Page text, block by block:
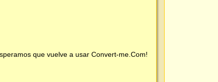
que vuelve a usar Convert-me.Com!